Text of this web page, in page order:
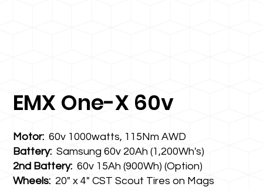
EMX One-X 60v
Motor: 60v 1000watts, 115Nm AWD
Battery: Samsung 60v 20Ah (1,200Wh's)
2nd Battery:60v 15Ah (900Wh) (Option)
Wheels: 20" x 4" CST Scout Tires on Mags